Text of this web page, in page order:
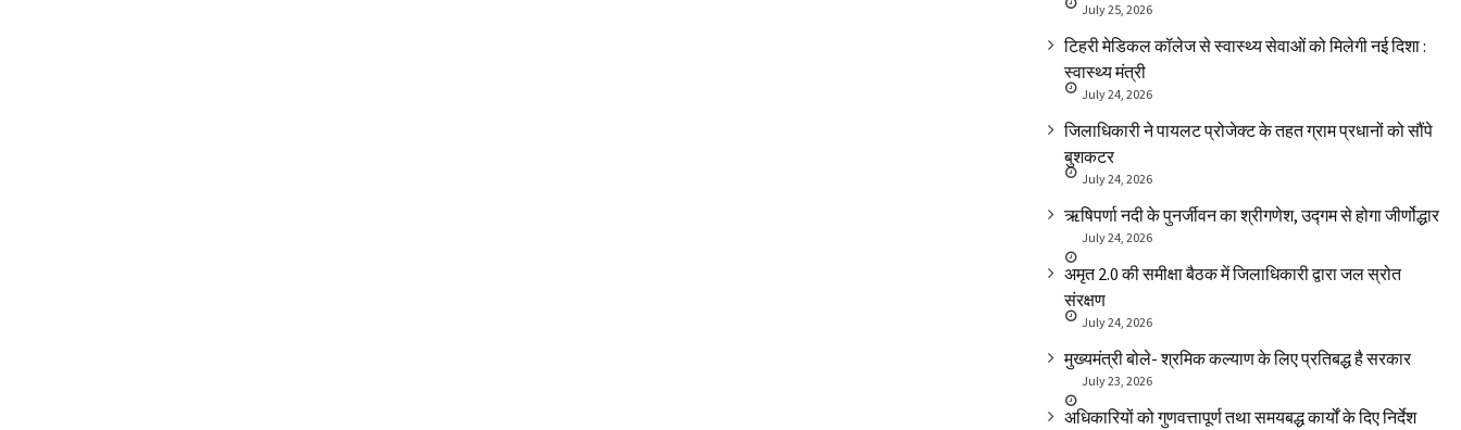
July 25, 2026
टिहरी मेडिकल कॉलेज से स्वास्थ्य सेवाओं को मिलेगी नई दिशा :
स्वास्थ्य मंत्री
July 24, 2026
जिलाधिकारी ने पायलट प्रोजेक्ट के तहत ग्राम प्रधानों को सौंपे
बुशकटर
July 24, 2026
ऋषिपर्णा नदी के पुनर्जीवन का श्रीगणेश, उद्गम से होगा जीर्णोद्धार
July 24, 2026
अमृत 2.0 की समीक्षा बैठक में जिलाधिकारी द्वारा जल स्रोत
संरक्षण
July 24, 2026
मुख्यमंत्री बोले- श्रमिक कल्याण के लिए प्रतिबद्ध है सरकार
July 23, 2026
अधिकारियों को गुणवत्तापूर्ण तथा समयबद्ध कार्यों के दिए निर्देश